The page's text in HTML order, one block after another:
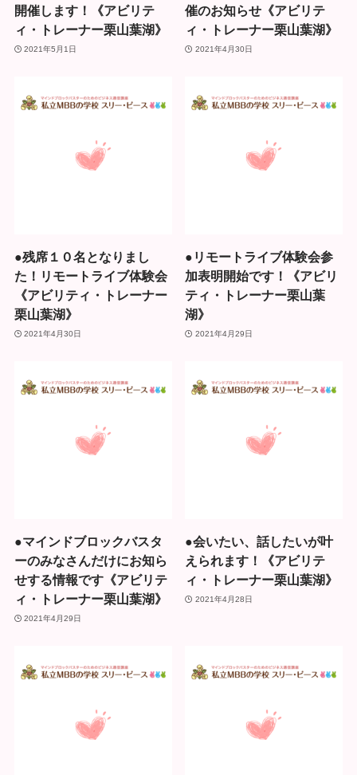
開催します！《アビリテ
ィ・トレーナー栗山葉湖》
2021年5月1日
催のお知らせ《アビリテ
ィ・トレーナー栗山葉湖》
2021年4月30日
●残席１０名となりまし
た！リモートライブ体験会
《アビリティ・トレーナー
栗山葉湖》
2021年4月30日
●リモートライブ体験会参
加表明開始です！《アビリ
ティ・トレーナー栗山葉
湖》
2021年4月29日
●マインドブロックバスタ
ーのみなさんだけにお知ら
せする情報です《アビリテ
ィ・トレーナー栗山葉湖》
2021年4月29日
●会いたい、話したいが叶
えられます！《アビリテ
ィ・トレーナー栗山葉湖》
2021年4月28日